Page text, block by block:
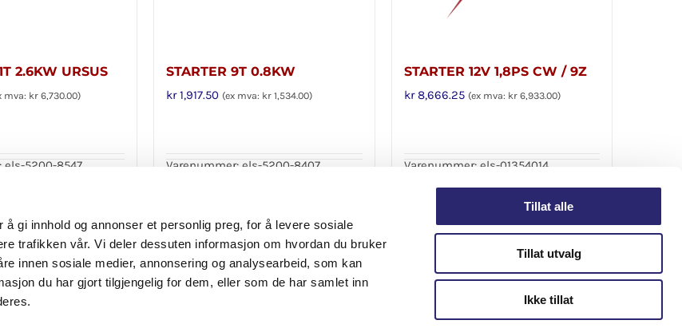
gi innhold og annonser et personlig preg, for å levere sosiale
trafikken vår. Vi deler dessuten informasjon om hvordan du bruker
innen sosiale medier, annonsering og analysearbeid, som kan
du har gjort tilgjengelig for dem, eller som de har samlet inn
Tillat alle
Tillat utvalg
Ikke tillat
2.6KW URSUS
mva: kr6,730.00)
els-5200-8547
STARTER 9T 0.8KW
kr1,917.50 (ex mva: kr 1,534.00)
Varenummer: els-5200-8407
STARTER 12V 1,8PS CW / 9Z
kr8,666.25 (ex mva: kr6,933.00)
Varenummer: els-01354014
Personvern